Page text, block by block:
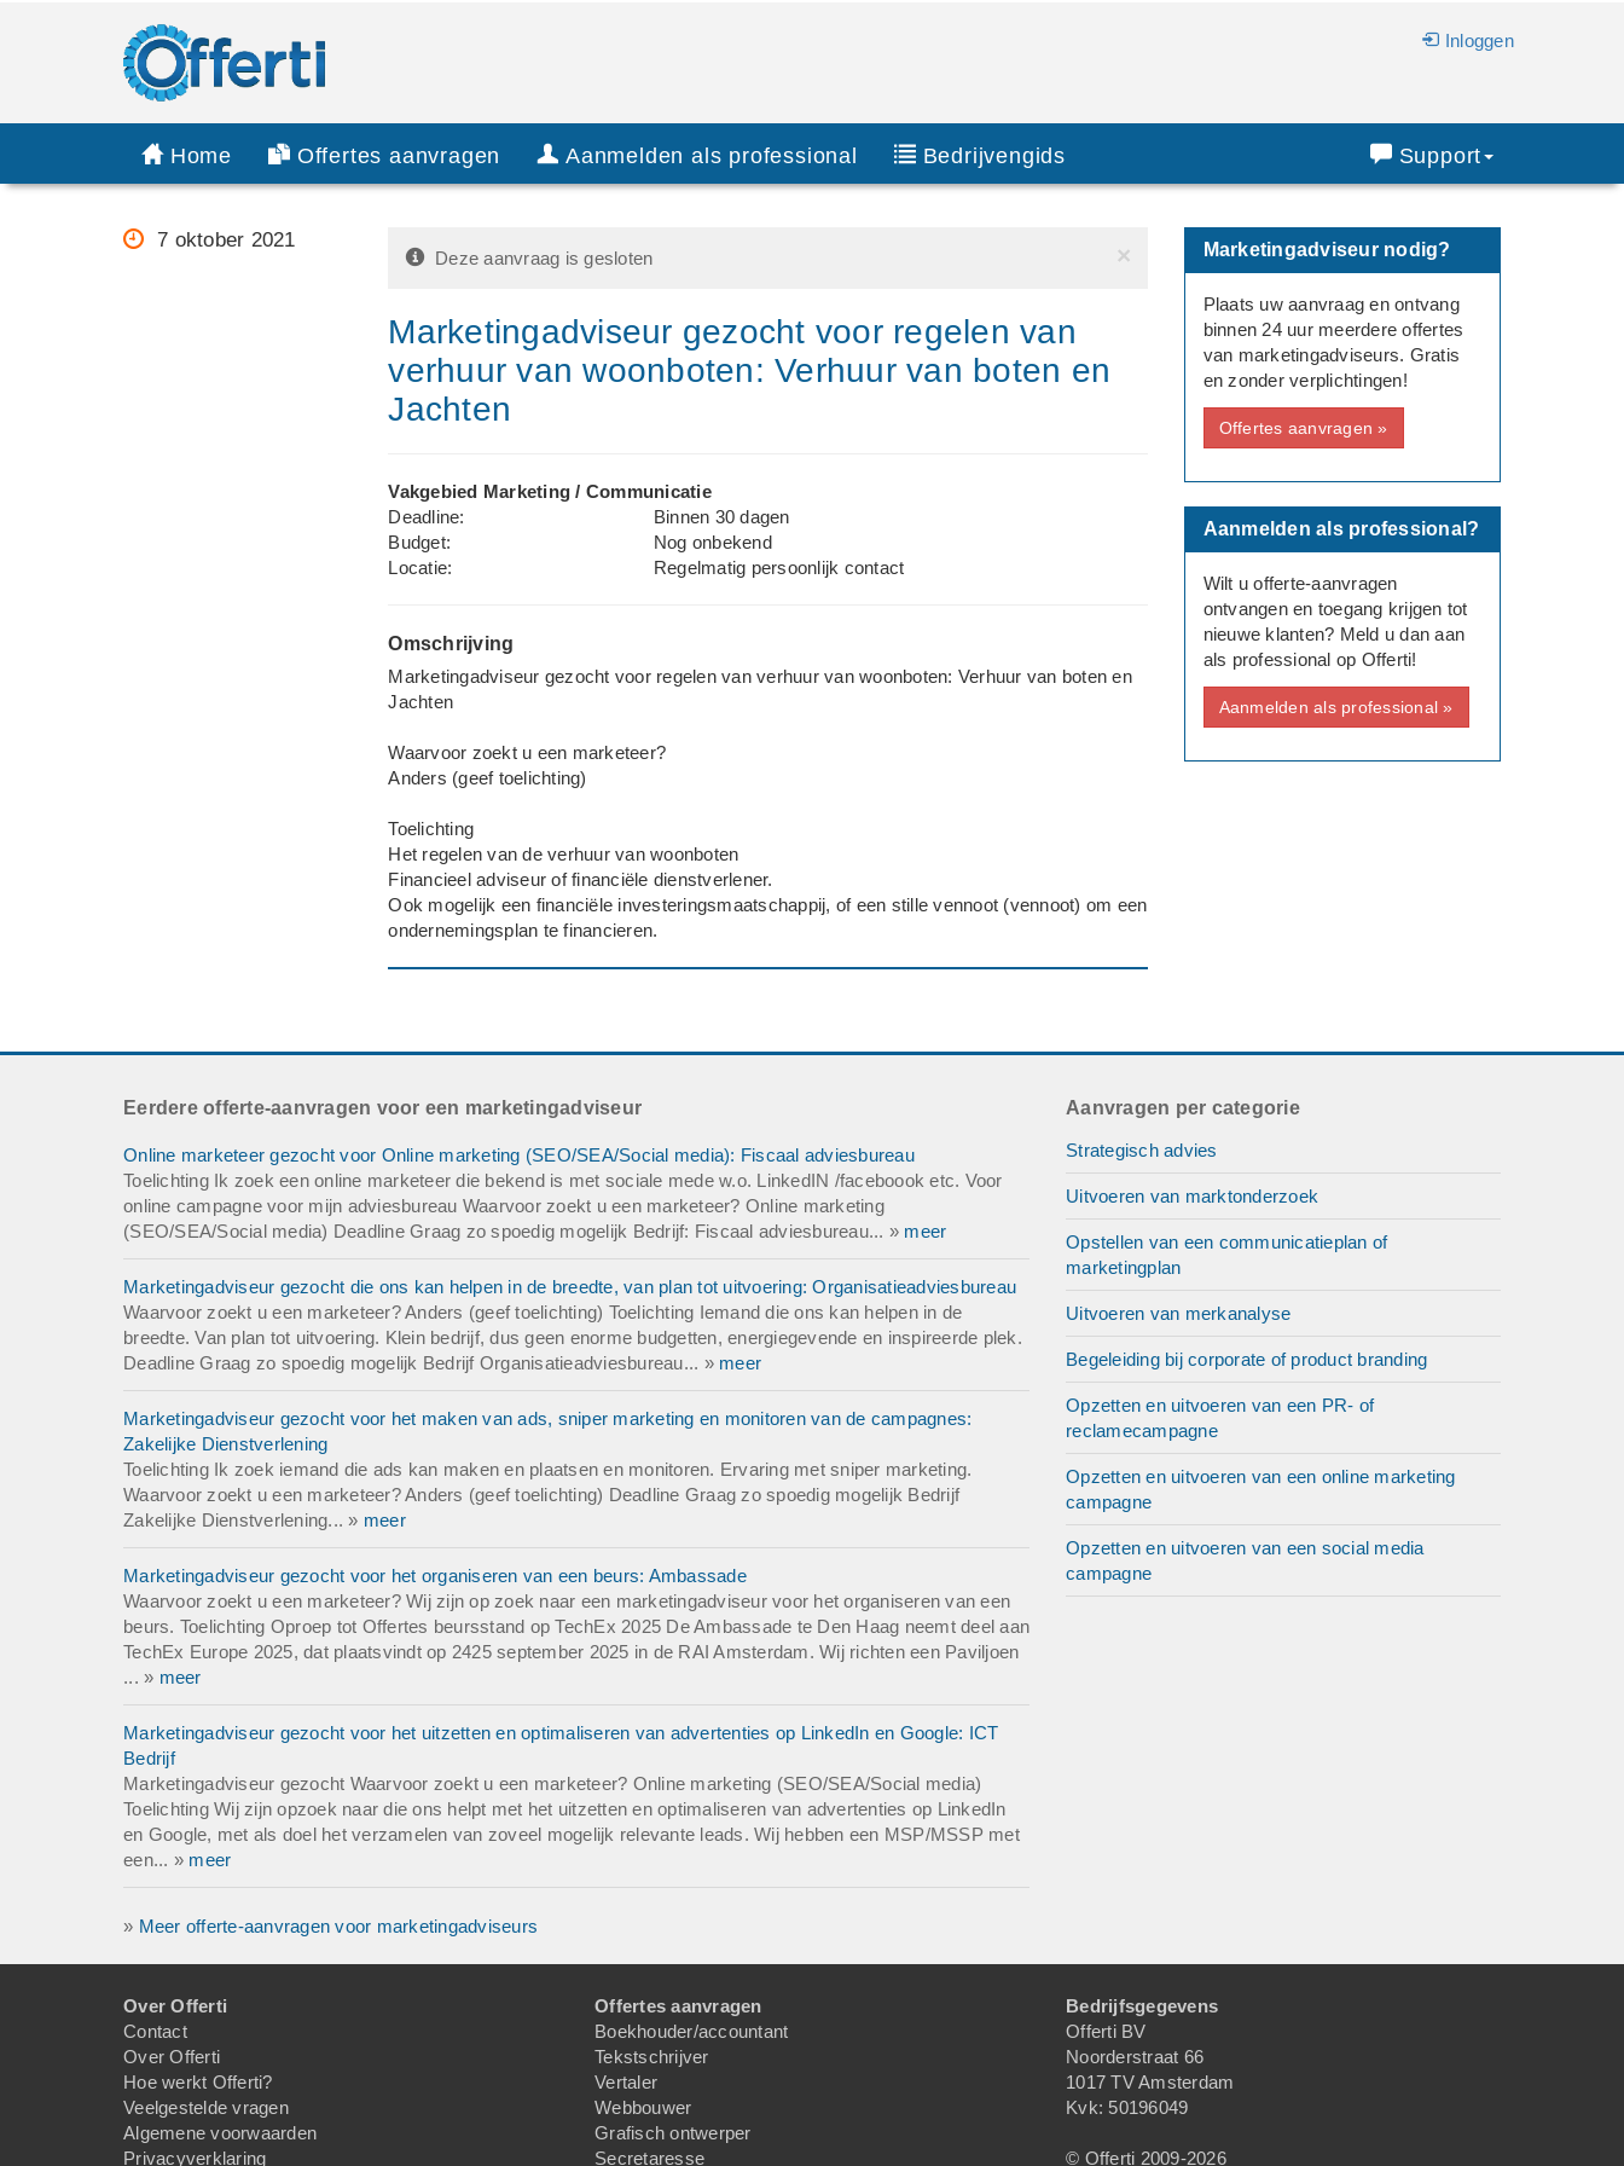
Inloggen
Home Offertes aanvragen Aanmelden als professional Bedrijvengids Support
7 oktober 2021
×
Deze aanvraag is gesloten
Marketingadviseur gezocht voor regelen van
verhuur van woonboten: Verhuur van boten en
Jachten
Vakgebied Marketing / Communicatie
Deadline:
Binnen 30 dagen
Budget:
Nog onbekend
Locatie:
Regelmatig persoonlijk contact
Omschrijving
Marketingadviseur gezocht voor regelen van verhuur van woonboten: Verhuur van boten en
Jachten
Waarvoor zoekt u een marketeer?
Anders (geef toelichting)
Toelichting
Het regelen van de verhuur van woonboten
Financieel adviseur of financiële dienstverlener.
Ook mogelijk een financiële investeringsmaatschappij, of een stille vennoot (vennoot) om een
ondernemingsplan te financieren.
Marketingadviseur nodig?
Plaats uw aanvraag en ontvang
binnen 24 uur meerdere offertes
van marketingadviseurs. Gratis
en zonder verplichtingen!
Offertes aanvragen »
Aanmelden als professional?
Wilt u offerte-aanvragen
ontvangen en toegang krijgen tot
nieuwe klanten? Meld u dan aan
als professional op Offerti!
Aanmelden als professional »
Eerdere offerte-aanvragen voor een marketingadviseur
Online marketeer gezocht voor Online marketing (SEO/SEA/Social media): Fiscaal adviesbureau
Toelichting Ik zoek een online marketeer die bekend is met sociale mede w.o. LinkedIN /faceboook etc. Voor
online campagne voor mijn adviesbureau Waarvoor zoekt u een marketeer? Online marketing
(SEO/SEA/Social media) Deadline Graag zo spoedig mogelijk Bedrijf: Fiscaal adviesbureau... » meer
Marketingadviseur gezocht die ons kan helpen in de breedte, van plan tot uitvoering: Organisatieadviesbureau
Waarvoor zoekt u een marketeer? Anders (geef toelichting) Toelichting Iemand die ons kan helpen in de
breedte. Van plan tot uitvoering. Klein bedrijf, dus geen enorme budgetten, energiegevende en inspireerde plek.
Deadline Graag zo spoedig mogelijk Bedrijf Organisatieadviesbureau... » meer
Marketingadviseur gezocht voor het maken van ads, sniper marketing en monitoren van de campagnes:
Zakelijke Dienstverlening
Toelichting Ik zoek iemand die ads kan maken en plaatsen en monitoren. Ervaring met sniper marketing.
Waarvoor zoekt u een marketeer? Anders (geef toelichting) Deadline Graag zo spoedig mogelijk Bedrijf
Zakelijke Dienstverlening... » meer
Marketingadviseur gezocht voor het organiseren van een beurs: Ambassade
Waarvoor zoekt u een marketeer? Wij zijn op zoek naar een marketingadviseur voor het organiseren van een
beurs. Toelichting Oproep tot Offertes beursstand op TechEx 2025 De Ambassade te Den Haag neemt deel aan
TechEx Europe 2025, dat plaatsvindt op 2425 september 2025 in de RAI Amsterdam. Wij richten een Paviljoen
... » meer
Marketingadviseur gezocht voor het uitzetten en optimaliseren van advertenties op LinkedIn en Google: ICT
Bedrijf
Marketingadviseur gezocht Waarvoor zoekt u een marketeer? Online marketing (SEO/SEA/Social media)
Toelichting Wij zijn opzoek naar die ons helpt met het uitzetten en optimaliseren van advertenties op LinkedIn
en Google, met als doel het verzamelen van zoveel mogelijk relevante leads. Wij hebben een MSP/MSSP met
een... » meer
» Meer offerte-aanvragen voor marketingadviseurs
Aanvragen per categorie
Strategisch advies
Uitvoeren van marktonderzoek
Opstellen van een communicatieplan of
marketingplan
Uitvoeren van merkanalyse
Begeleiding bij corporate of product branding
Opzetten en uitvoeren van een PR- of
reclamecampagne
Opzetten en uitvoeren van een online marketing
campagne
Opzetten en uitvoeren van een social media
campagne
Over Offerti
Contact
Over Offerti
Hoe werkt Offerti?
Veelgestelde vragen
Algemene voorwaarden
Privacyverklaring
Offertes aanvragen
Boekhouder/accountant
Tekstschrijver
Vertaler
Webbouwer
Grafisch ontwerper
Secretaresse
Bedrijfsgegevens
Offerti BV
Noorderstraat 66
1017 TV Amsterdam
Kvk: 50196049
© Offerti 2009-2026